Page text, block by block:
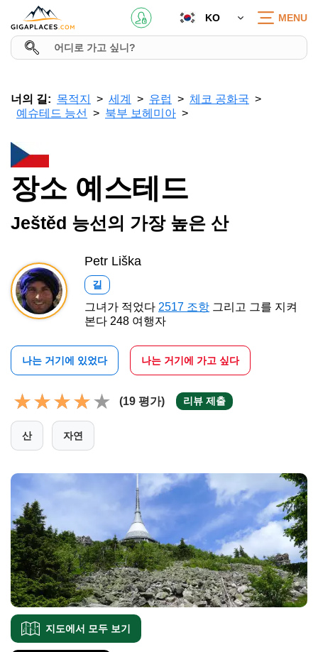
KO MENU
너의 길: 목적지 세계 유럽
체코 공화국
예슈테드 능선
북부 보헤미아
장소 예스테드
Ještěd 능선의 가장 높은 산
Petr Liška
길
그녀가 적었다 2517 조항 그리고 그를 지켜
본다 248 여행자
나는 거기에 있었다 나는 거기에 가고 싶다
(19 평가) 리뷰 제출
산 자연
지도에서 모두 보기